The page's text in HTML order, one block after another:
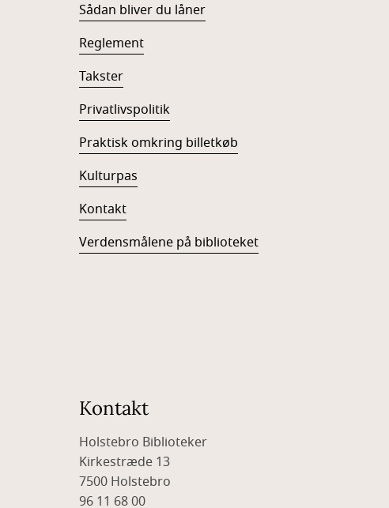
Sådan bliver du låner
Reglement
Takster
Privatlivspolitik
Praktisk omkring billetkøb
Kulturpas
Kontakt
Verdensmålene på biblioteket
Kontakt
Holstebro Biblioteker
Kirkestræde 13
7500 Holstebro
96 11 68 00